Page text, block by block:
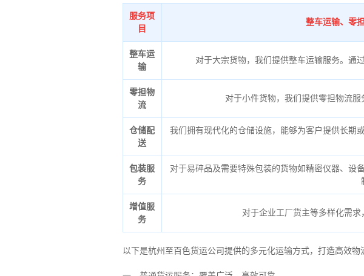
服务项
目
整车运输、零
整车运
输
对于大宗货物，我们提供整车运输服务。通
零担物
流
对于小件货物，我们提供零担物流
仓储配
送
我们拥有现代化的仓储设施，能够为客户提供长期
包装服
务
对于易碎品及需要特殊包装的货物如精密仪器、设
增值服
务
对于企业工厂货主等多样化需求
以下是杭州至百色货运公司提供的多元化运输方式，打造高效物